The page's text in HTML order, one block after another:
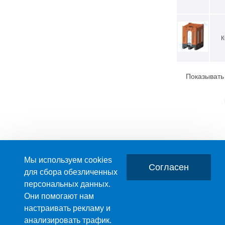
ПРОИЗВОДСТВО ПЛАСТМАССОВЫХ ИЗДЕЛИЙ
Мы используем cookies
для сбора обезличенных
персональных данных.
Они помогают нам
настраивать рекламу и
анализировать трафик.
Согласен